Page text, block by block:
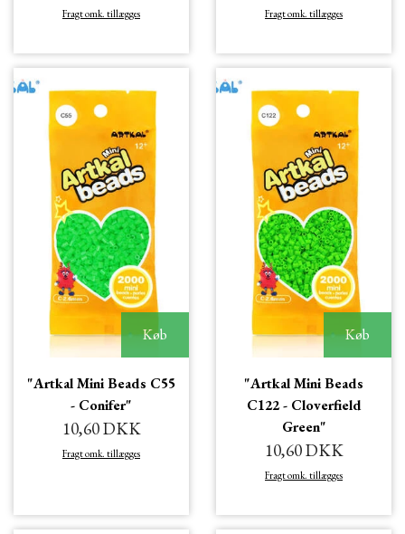
Fragt omk. tillægges Fragt omk. tillægges
Køb
"Artkal Mini Beads C55
- Conifer"
10,60 DKK
Fragt omk. tillægges
Køb
"Artkal Mini Beads
C122 - Cloverfield
Green"
10,60 DKK
Fragt omk. tillægges